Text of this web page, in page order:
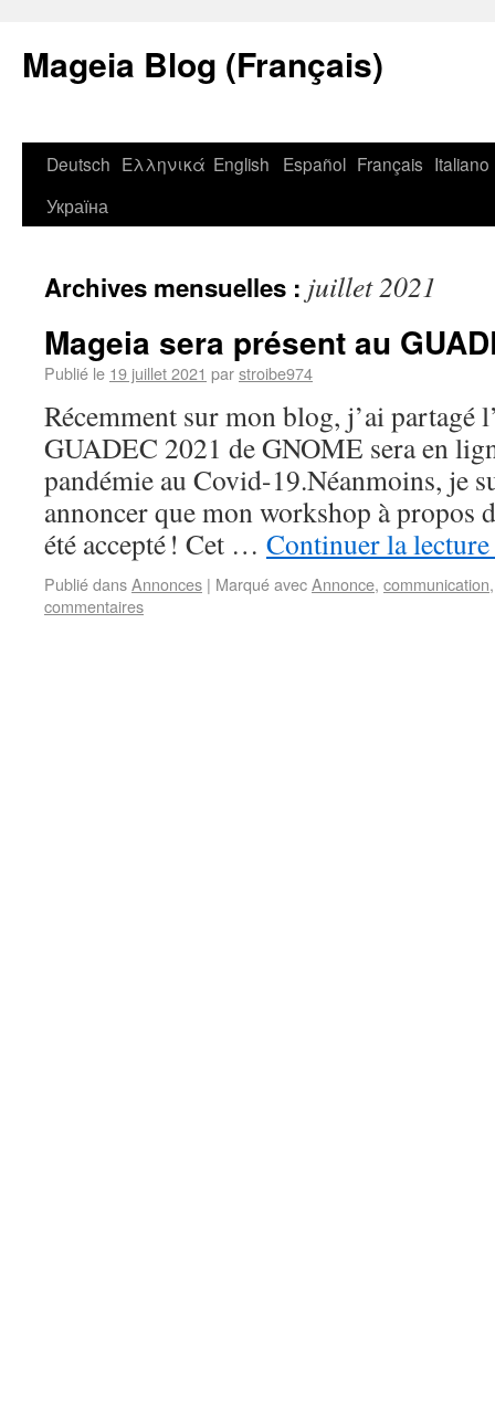
Mageia Blog (Français)
Deutsch Ελληνικά English Español Français Italiano
Україна
Archives mensuelles : juillet 2021
Mageia sera présent au
Publié le 19 juillet 2021 parstroibe974
Récemment sur mon blog, j’ai partagé
GUADEC 2021 de GNOME sera en
pandémie au Covid-19.Néanmoins, je
annoncer que mon workshop à propos
été accepté ! Cet … Continuer la lecture
Publié dansAnnonces | Marqué avecAnnonce, communication
commentaires